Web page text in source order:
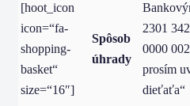
[hoot_icon
icon=“fa-
shopping-
basket“
size=“16″]
Spôsob
úhrady
2301
0000
prosím
dieťaťa“